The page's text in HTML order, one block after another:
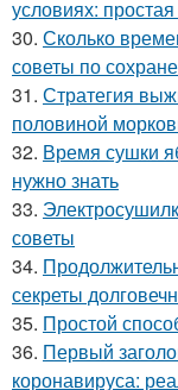
условиях:
30. Сколько
советы по
31. Стратегия
половиной
32. Время сушки
нужно знать
33.
советы
34.
секреты
35. Простой
36. Первый
коронавируса: